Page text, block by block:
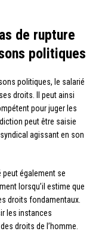
de rupture
politiques
politiques, le salarié
droits. Il peut ainsi
pour juger les
peut être saisie
agissant en son
peut également se
lorsqu’il estime que
droits fondamentaux.
les instances
droits de l’homme.